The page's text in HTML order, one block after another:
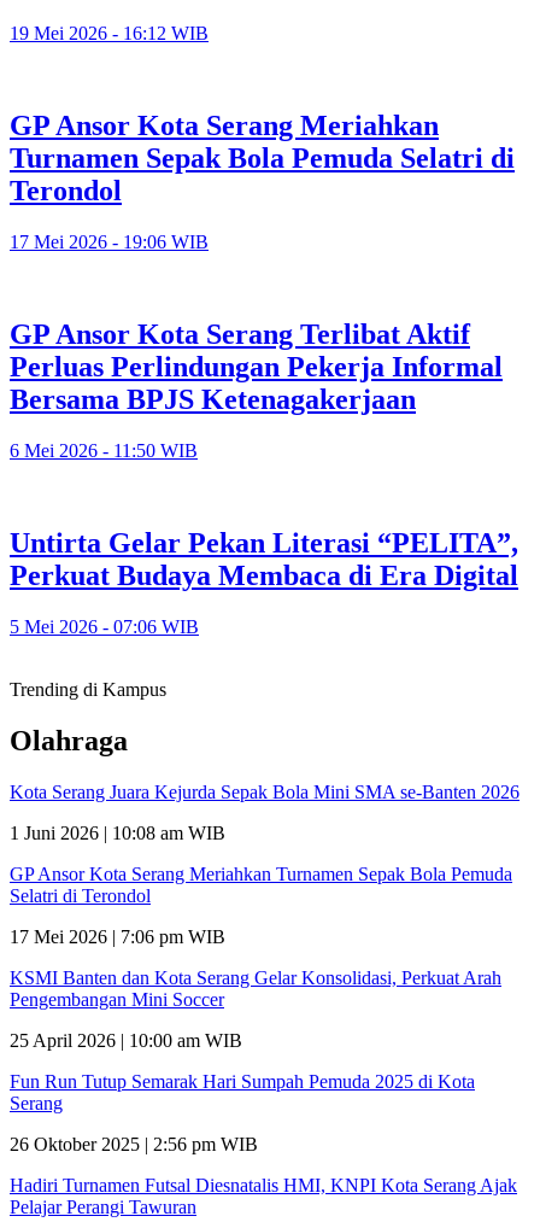
19 Mei 2026 - 16:12 WIB
GP Ansor Kota Serang Meriahkan
Turnamen Sepak Bola Pemuda Selatri di
Terondol
17 Mei 2026 - 19:06 WIB
GP Ansor Kota Serang Terlibat Aktif
Perluas Perlindungan Pekerja Informal
Bersama BPJS Ketenagakerjaan
6 Mei 2026 - 11:50 WIB
Untirta Gelar Pekan Literasi “PELITA”,
Perkuat Budaya Membaca di Era Digital
5 Mei 2026 - 07:06 WIB
Trending di Kampus
Olahraga
Kota Serang Juara Kejurda Sepak Bola Mini SMA se-Banten 2026
1 Juni 2026 | 10:08 am WIB
GP Ansor Kota Serang Meriahkan Turnamen Sepak Bola Pemuda
Selatri di Terondol
17 Mei 2026 | 7:06 pm WIB
KSMI Banten dan Kota Serang Gelar Konsolidasi, Perkuat Arah
Pengembangan Mini Soccer
25 April 2026 | 10:00 am WIB
Fun Run Tutup Semarak Hari Sumpah Pemuda 2025 di Kota
Serang
26 Oktober 2025 | 2:56 pm WIB
Hadiri Turnamen Futsal Diesnatalis HMI, KNPI Kota Serang Ajak
Pelajar Perangi Tawuran